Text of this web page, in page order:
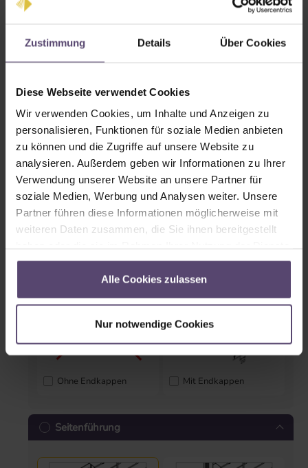
Zustimmung Details Über Cookies
Diese Webseite verwendet Cookies
Wir verwenden Cookies, um Inhalte und Anzeigen zu
personalisieren, Funktionen für soziale Medien anbieten
zu können und die Zugriffe auf unsere Website zu
analysieren. Außerdem geben wir Informationen zu Ihrer
Verwendung unserer Website an unsere Partner für
soziale Medien, Werbung und Analysen weiter. Unsere
Partner führen diese Informationen möglicherweise mit
weiteren Daten zusammen, die Sie ihnen bereitgestellt
gesammelt haben.
Alle Cookies zulassen
Nur notwendige Cookies
Blende Typ B Blende Typ C
Endkappen
Ohne Endkappen Mit Endkappen
Seitenführung